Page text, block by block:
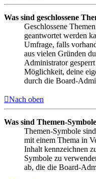
Was sind geschlossene
Geschlossene
geantwortet werden
Umfrage, falls
aus vielen Gründen
Administrator
Möglichkeit, deine
durch die Board-
Nach oben
Was sind Themen-
Themen-Symbole
mit einem Thema in
Inhalt kennzeichnen
Symbole zu
ab, die die Board-